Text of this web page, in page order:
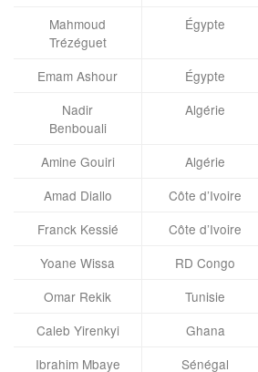
Mahmoud
Trézéguet
Égypte
Emam Ashour Égypte
Nadir
Benbouali
Algérie
Amine Gouiri Algérie
Amad Diallo
Côte d’Ivoire
Franck Kessié
Côte d’Ivoire
Yoane Wissa
RD Congo
Omar Rekik
Tunisie
Caleb Yirenkyi
Ghana
Ibrahim Mbaye
Sénégal